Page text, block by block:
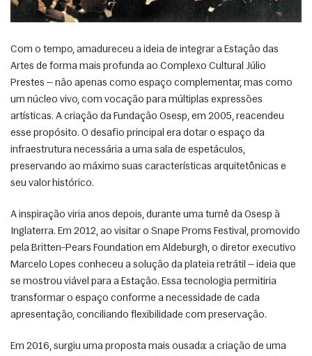
Com o tempo, amadureceu a ideia de integrar a Estação das
Artes de forma mais profunda ao Complexo Cultural Júlio
Prestes — não apenas como espaço complementar, mas como
um núcleo vivo, com vocação para múltiplas expressões
artísticas. A criação da Fundação Osesp, em 2005, reacendeu
esse propósito. O desafio principal era dotar o espaço da
infraestrutura necessária a uma sala de espetáculos,
preservando ao máximo suas características arquitetônicas e
seu valor histórico.
A inspiração viria anos depois, durante uma turnê da Osesp à
Inglaterra. Em 2012, ao visitar o Snape Proms Festival, promovido
pela Britten–Pears Foundation em Aldeburgh, o diretor executivo
Marcelo Lopes conheceu a solução da plateia retrátil — ideia que
se mostrou viável para a Estação. Essa tecnologia permitiria
transformar o espaço conforme a necessidade de cada
apresentação, conciliando flexibilidade com preservação.
Em 2016, surgiu uma proposta mais ousada: a criação de uma